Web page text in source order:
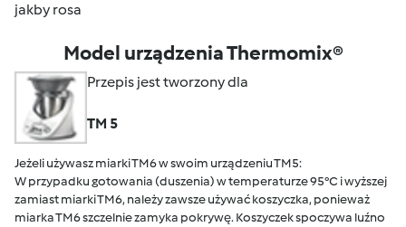
jakby rosa
Model urządzenia Thermomix®
Przepis jest tworzony dla
TM 5
Jeżeli używasz miarki TM6 w swoim urządzeniu TM5:
W przypadku gotowania (duszenia) w temperaturze 95°C i wyższej
zamiast miarki TM6, należy zawsze używać koszyczka, ponieważ
miarka TM6 szczelnie zamyka pokrywę. Koszyczek spoczywa luźno